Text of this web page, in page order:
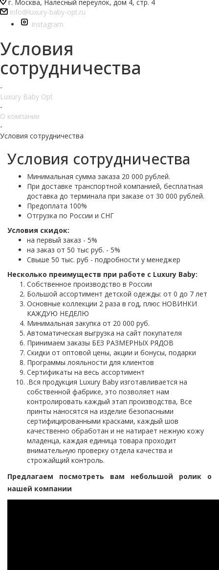
г. Москва, Налесный переулок, дом 4, стр. 4
info@luxury-baby-opt.ru
Instagram
Условия
сотрудничества
-
Luxury Baby Opt
-
О компании
-
Условия сотрудничества
Условия сотрудничества
Минимальная сумма заказа 20 000 рублей.
При доставке транспортной компанией, бесплатная
доставка до терминала при заказе от 30 000 рублей.
Предоплата 100%
Отгрузка по России и СНГ
Условия скидок:
на первый заказ - 5%
на заказ от 50 тыс руб. - 5%
Свыше 50 тыс. руб - подробности у менеджер
Несколько преимуществ при работе с Luxury Baby:
Собственное производство в России
Большой ассортимент детской одежды: от 0 до 7 лет
Основные коллекции 2 раза в год, плюс НОВИНКИ
КАЖДУЮ НЕДЕЛЮ
Минимальная закупка от 20 000 руб.
Автоматическая выгрузка на сайт покупателя
Принимаем заказы БЕЗ РАЗМЕРНЫХ РЯДОВ
Скидки от оптовой цены, акции и бонусы, подарки
Программы лояльности для клиентов
Сертификаты на весь ассортимент
.Вся продукция Luxury Baby изготавливается на
собственной фабрике, это позволяет нам
контролировать каждый этап производства, Все
принты наносятся на изделие безопасными
сертифицированными красками, каждый шов
качественно обработан и не натирает нежную кожу
младенца, каждая единица товара проходит
внимательную проверку отдела качества и
строжайщий контроль.
Предлагаем посмотреть вам небольшой ролик о
нашей компании